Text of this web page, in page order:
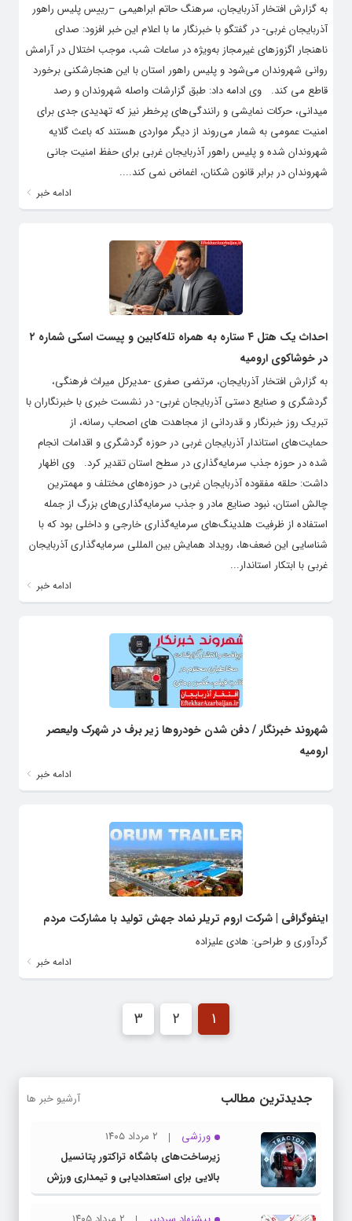
به گزارش افتخار آذربایجان، سرهنگ حاتم ابراهیمی –رییس پلیس راهور
آذربایجان غربی- در گفتگو با خبرنگار ما با اعلام این خبر افزود: صدای
ناهنجار اگزوزهای غیرمجاز به‌ویژه در ساعات شب، موجب اختلال در آرامش
روانی شهروندان می‌شود و پلیس راهور استان با این هنجارشکنی برخورد
قاطع می کند. وی ادامه داد: طبق گزارشات واصله شهروندان و رصد
میدانی، حرکات نمایشی و رانندگی‌های پرخطر نیز که تهدیدی جدی برای
امنیت عمومی به شمار می‌روند از دیگر مواردی هستند که باعث گلایه
شهروندان شده و پلیس راهور آذربایجان غربی برای حفظ امنیت جانی
شهروندان در برابر قانون شکنان، اغماض نمی کند....
ادامه خبر
احداث یک هتل ۴ ستاره به همراه تله‌کابین و پیست اسکی شماره ۲
در خوشاکوی ارومیه
به گزارش افتخار آذربایجان، مرتضی صفری -مدیرکل میراث فرهنگی،
گردشگری و صنایع دستی آذربایجان غربی- در نشست خبری با خبرنگاران با
تبریک روز خبرنگار و قدردانی از مجاهدت های اصحاب رسانه، از
حمایت‌های استاندار آذربایجان غربی در حوزه گردشگری و اقدامات انجام
شده در حوزه جذب سرمایه‌گذاری در سطح استان تقدیر کرد. وی اظهار
داشت: حلقه مفقوده آذربایجان غربی در حوزه‌های مختلف و مهمترین
چالش استان، نبود صنایع مادر و جذب سرمایه‌گذاری‌های بزرگ از جمله
استفاده از ظرفیت هلدینگ‌های سرمایه‌گذاری خارجی و داخلی بود که با
شناسایی این ضعف‌ها، رویداد همایش بین المللی سرمایه‌گذاری آذربایجان
غربی با ابتکار استاندار...
ادامه خبر
شهروند خبرنگار / دفن شدن خودروها زیر برف در شهرک ولیعصر
ارومیه
ادامه خبر
اینفوگرافی | شرکت اروم تریلر نماد جهش تولید با مشارکت مردم
گردآوری و طراحی: هادی علیزاده
ادامه خبر
1
2
3
جدیدترین مطالب آرشیو خبر ها
ورزشی
۲ مرداد ۱۴۰۵
زیرساخت‌های باشگاه تراکتور پتانسیل
بالایی برای استعدادیابی و تیمداری ورزش
بانوان دارد